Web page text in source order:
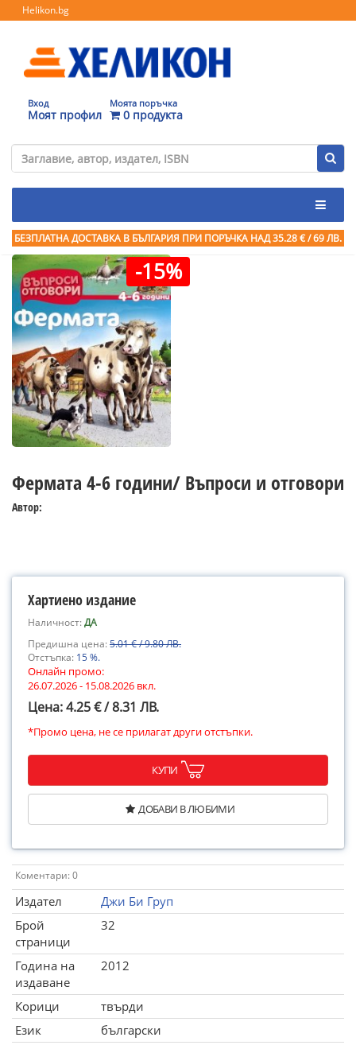
Helikon.bg
Вход
Моят профил
Моята поръчка
0 продукта
БЕЗПЛАТНА ДОСТАВКА В БЪЛГАРИЯ ПРИ ПОРЪЧКА НАД 35.28 € / 69 ЛВ.
-15%
Фермата 4-6 години/ Въпроси и отговори
Автор:
Хартиено издание
Наличност:ДА
Предишна цена:5.01 € / 9.80 ЛВ.
Отстъпка: 15 %.
Онлайн промо:
26.07.2026 - 15.08.2026 вкл.
Цена: 4.25 € / 8.31 ЛВ.
*Промо цена, не се прилагат други отстъпки.
КУПИ
ДОБАВИ В ЛЮБИМИ
Коментари: 0
Издател
Джи Би Груп
Брой
страници
32
Година на
издаване
2012
Корици
твърди
Език
български